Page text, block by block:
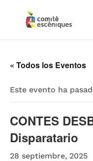
« Todos los Eventos
Este evento ha
CONTES
Disparatario
28 septiembre, 2025